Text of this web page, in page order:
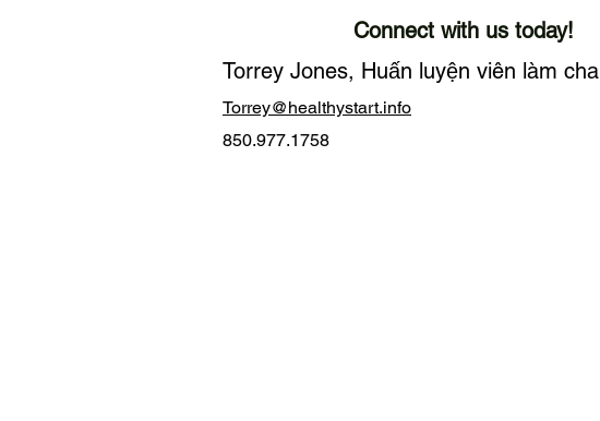
Connect with us today!
Torrey Jones, Huấn luyện viên làm cha
Torrey@healthystart.info
850.977.1758